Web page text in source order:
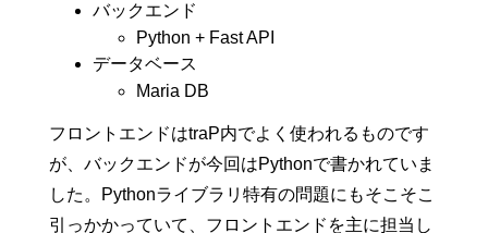
バックエンド
Python + Fast API
データベース
Maria DB
フロントエンドはtraP内でよく使われるものです
が、バックエンドが今回はPythonで書かれていま
した。Pythonライブラリ特有の問題にもそこそこ
引っかかっていて、フロントエンドを主に担当し